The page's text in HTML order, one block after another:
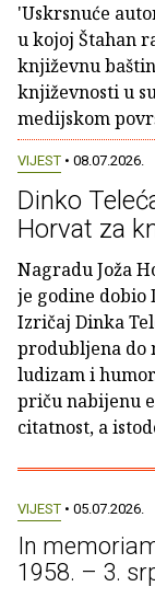
'Uskrsnuće
u kojoj Štahan
književnu
književnosti u
medijskom
VIJEST • 08.07.2026.
Dinko
Horvat za
Nagradu Joža
je godine dobio
Izričaj Dinka
produbljena do
ludizam i
priču nabijenu
citatnost, a
VIJEST • 05.07.2026.
In
1958. – 3.